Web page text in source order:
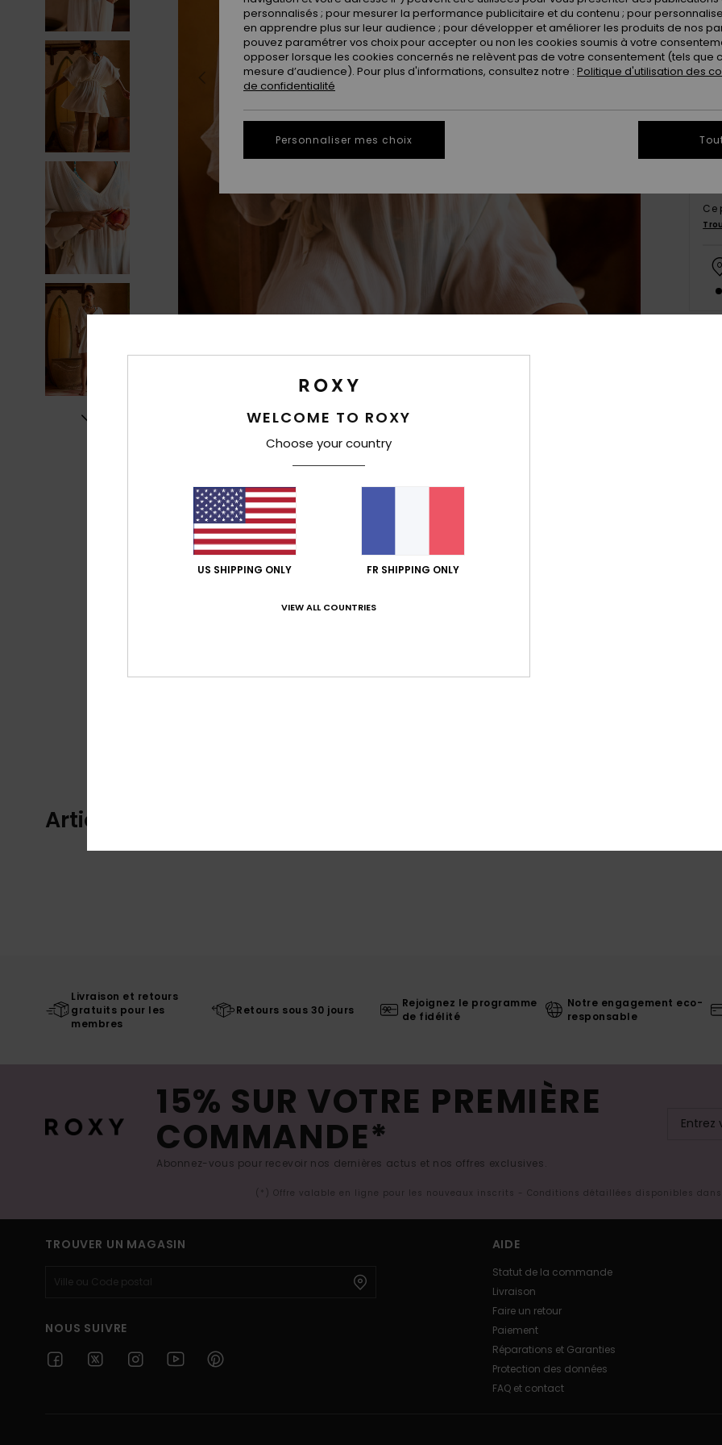
XS
Ce
Articles vus récemment
Livraison et retours
gratuits pour les
membres
Retours sous 30 jours
Rejoignez le programme
de fidélité
Notre engagement eco-
responsable
15% SUR VOTRE PREMIÈRE
COMMANDE*
Abonnez-vous pour recevoir nos dernières actus et nos offres exclusives.
(*) Offre valable en ligne pour les nouveaux inscrits - Conditions détaillées disponibles
TROUVER UN MAGASIN
NOUS SUIVRE
AIDE
Statut de la commande
Livraison
Faire un retour
Paiement
Réparations et Garanties
Protection des données
FAQ et contact
WELCOME TO ROXY
Choose your country
US SHIPPING ONLY FR SHIPPING ONLY
VIEW ALL COUNTRIES
personnalisés ; pour mesurer la performance publicitaire et du contenu ; pour
en apprendre plus sur leur audience ; pour développer et améliorer les produits de nos
pouvez paramétrer vos choix pour accepter ou non les cookies soumis à votre
opposer lorsque les cookies concernés ne relèvent pas de votre consentement (tels que
mesure d’audience). Pour plus d'informations, consultez notre : Politique d'utilisation des
de confidentialité
Personnaliser mes choix